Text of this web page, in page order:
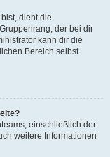
dient die
der bei dir
kann dir die
Bereich selbst
einschließlich der
weitere Informationen